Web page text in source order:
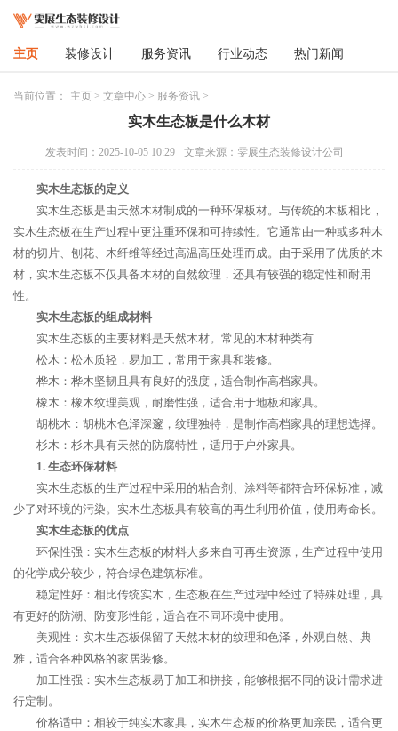
主页 装修设计 服务资讯 行业动态 热门新闻
当前位置： 主页 > 文章中心 > 服务资讯 >
实木生态板是什么木材
发表时间：2025-10-05 10:29 文章来源：雯展生态装修设计公司
实木生态板的定义
实木生态板是由天然木材制成的一种环保板材。与传统的木板相比，
实木生态板在生产过程中更注重环保和可持续性。它通常由一种或多种木
材的切片、刨花、木纤维等经过高温高压处理而成。由于采用了优质的木
材，实木生态板不仅具备木材的自然纹理，还具有较强的稳定性和耐用
性。
实木生态板的组成材料
实木生态板的主要材料是天然木材。常见的木材种类有
松木：松木质轻，易加工，常用于家具和装修。
桦木：桦木坚韧且具有良好的强度，适合制作高档家具。
橡木：橡木纹理美观，耐磨性强，适合用于地板和家具。
胡桃木：胡桃木色泽深邃，纹理独特，是制作高档家具的理想选择。
杉木：杉木具有天然的防腐特性，适用于户外家具。
1. 生态环保材料
实木生态板的生产过程中采用的粘合剂、涂料等都符合环保标准，减
少了对环境的污染。实木生态板具有较高的再生利用价值，使用寿命长。
实木生态板的优点
环保性强：实木生态板的材料大多来自可再生资源，生产过程中使用
的化学成分较少，符合绿色建筑标准。
稳定性好：相比传统实木，生态板在生产过程中经过了特殊处理，具
有更好的防潮、防变形性能，适合在不同环境中使用。
美观性：实木生态板保留了天然木材的纹理和色泽，外观自然、典
雅，适合各种风格的家居装修。
加工性强：实木生态板易于加工和拼接，能够根据不同的设计需求进
行定制。
价格适中：相较于纯实木家具，实木生态板的价格更加亲民，适合更